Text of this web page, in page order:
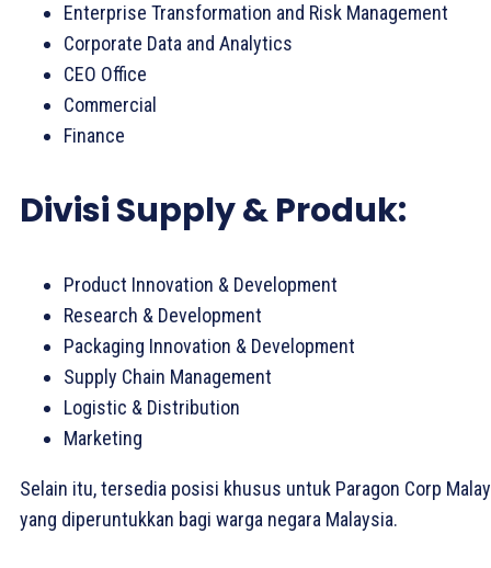
Enterprise Transformation and Risk Management
Corporate Data and Analytics
CEO Office
Commercial
Finance
Divisi Supply & Produk:
Product Innovation & Development
Research & Development
Packaging Innovation & Development
Supply Chain Management
Logistic & Distribution
Marketing
Selain itu, tersedia posisi khusus untuk Paragon Corp
yang diperuntukkan bagi warga negara Malaysia.